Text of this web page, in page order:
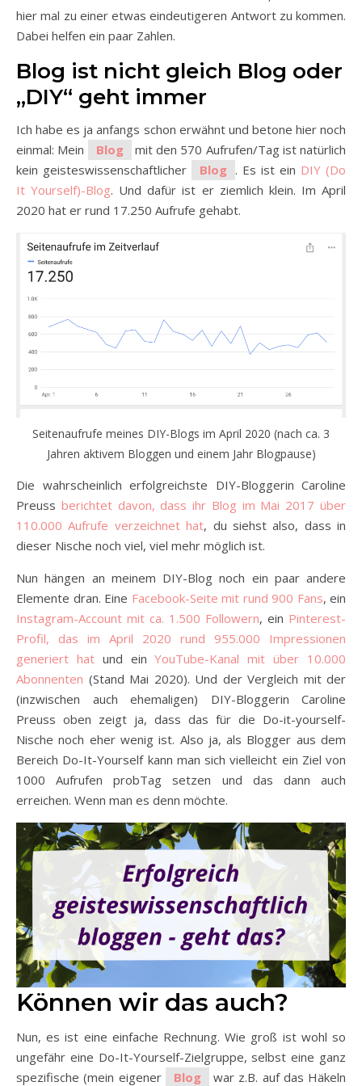
hier mal zu einer etwas eindeutigeren Antwort zu kommen.
Dabei helfen ein paar Zahlen.
Blog ist nicht gleich Blog oder
„DIY“ geht immer
Ich habe es ja anfangs schon erwähnt und betone hier noch
einmal: Mein
Blog
mit den 570 Aufrufen/Tag ist natürlich
kein geisteswissenschaftlicher
Blog . Es ist ein DIY (Do
It Yourself)-Blog. Und dafür ist er ziemlich klein. Im April
2020 hat er rund 17.250 Aufrufe gehabt.
Seitenaufrufe meines DIY-Blogs im April 2020 (nach ca. 3
Jahren aktivem Bloggen und einem Jahr Blogpause)
Die wahrscheinlich erfolgreichste DIY-Bloggerin Caroline
Preuss berichtet davon, dass ihr Blog im Mai 2017 über
110.000 Aufrufe verzeichnet hat, du siehst also, dass in
dieser Nische noch viel, viel mehr möglich ist.
Nun hängen an meinem DIY-Blog noch ein paar andere
Elemente dran. Eine Facebook-Seite mit rund 900 Fans, ein
Instagram-Account mit ca. 1.500 Followern, ein Pinterest-
Profil, das im April 2020 rund 955.000 Impressionen
generiert hatund einYouTube-Kanal mit über 10.000
Abonnenten (Stand Mai 2020). Und der Vergleich mit der
(inzwischen auch ehemaligen) DIY-Bloggerin Caroline
Preuss oben zeigt ja, dass das für die Do-it-yourself-
Nische noch eher wenig ist. Also ja, als Blogger aus dem
Bereich Do-It-Yourself kann man sich vielleicht ein Ziel von
1000 Aufrufen probTag setzen und das dann auch
erreichen. Wenn man es denn möchte.
Können wir das auch?
Nun, es ist eine einfache Rechnung. Wie groß ist wohl so
ungefähr eine Do-It-Yourself-Zielgruppe, selbst eine ganz
spezifische (mein eigener
Blog war z.B. auf das Häkeln